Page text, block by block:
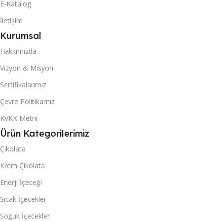
681
40 DC KONTEYNER
KUTU & (POŞET) İÇI ADET
50
E-Katalog
İletişim
Kurumsal
Hakkımızda
Vizyon & Misyon
Sertifikalarımız
Çevre Politikamız
KVKK Metni
Ürün Kategorilerimiz
Çikolata
Krem Çikolata
Enerji İçeceği
Sıcak İçecekler
Soğuk İçecekler